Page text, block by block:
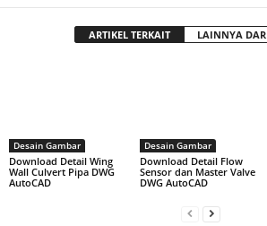
ARTIKEL TERKAIT LAINNYA
Desain Gambar
Download Detail Wing
Wall Culvert Pipa DWG
AutoCAD
Desain Gambar
Download Detail Flow
Sensor dan Master Valve
DWG AutoCAD